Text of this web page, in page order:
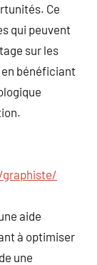
Ce
qui peuvent
sur les
bénéficiant
aide
à optimiser
une